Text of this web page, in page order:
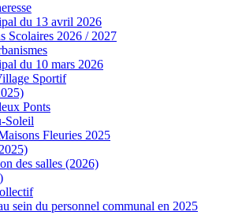
du 13 avril 2026
Scolaires 2026 / 2027
du 10 mars 2026
Sportif
Ponts
Soleil
Fleuries 2025
des salles (2026)
sein du personnel communal en 2025